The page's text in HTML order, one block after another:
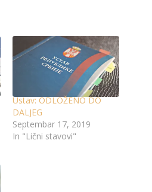
Ustav: ODLOŽENO DO
DALJEG
Septembar 17, 2019
In "Lični stavovi"